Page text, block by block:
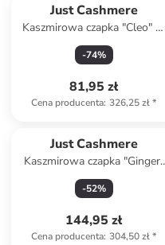
Just Cashmere
Kaszmirowa czapka "Cleo" w
kolorze jasnoszarym
-74%
81,95 zł
Cena producenta: 326,25 zł*
Just Cashmere
Kaszmirowa czapka "Ginger"
w kolorze bordowym
-52%
144,95 zł
Cena producenta: 304,50 zł*